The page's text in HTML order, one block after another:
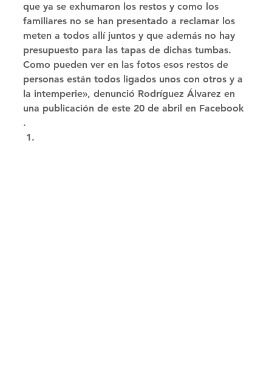
que ya se exhumaron los restos y como los
familiares no se han presentado a reclamar los
meten a todos allí juntos y que además no hay
presupuesto para las tapas de dichas tumbas.
Como pueden ver en las fotos esos restos de
personas están todos ligados unos con otros y a
la intemperie», denunció Rodríguez Álvarez en
una publicación de este 20 de abril en Facebook
.